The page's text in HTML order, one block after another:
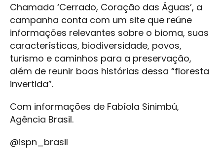
Chamada ‘Cerrado, Coração das Águas’, a
campanha conta com um site que reúne
informações relevantes sobre o bioma, suas
características, biodiversidade, povos,
turismo e caminhos para a preservação,
além de reunir boas histórias dessa “floresta
invertida”.
Com informações de Fabíola Sinimbú,
Agência Brasil.
@ispn_brasil